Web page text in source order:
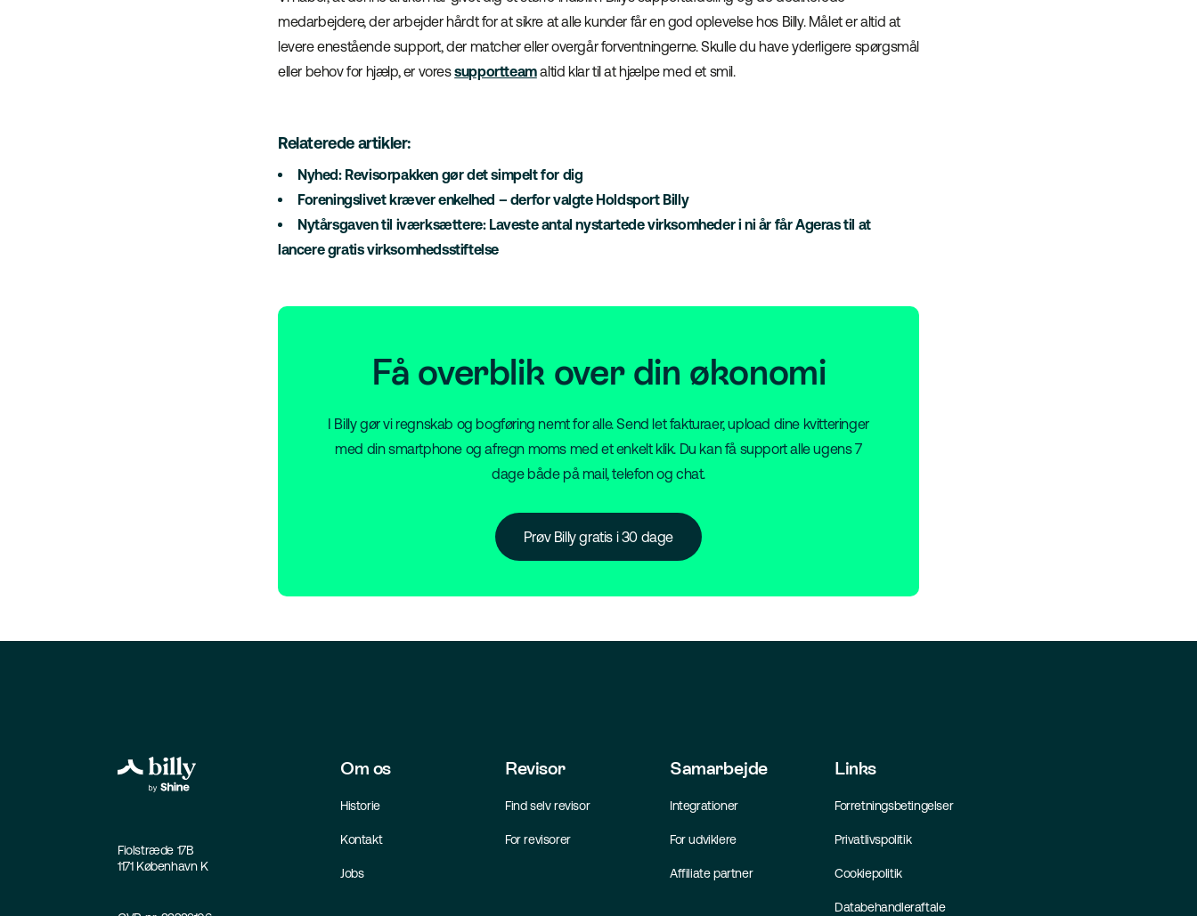
medarbejdere, der arbejder hårdt for at sikre at alle kunder får en god oplevelse hos Billy. Målet er altid at
levere enestående support, der matcher eller overgår forventningerne. Skulle du have yderligere spørgsmål
eller behov for hjælp, er voressupportteamaltid klar til at hjælpe med et smil.
Relaterede artikler:
Nyhed: Revisorpakken gør det simpelt for dig
Foreningslivet kræver enkelhed – derfor valgte Holdsport Billy
Nytårsgaven til iværksættere: Laveste antal nystartede virksomheder i ni år får Ageras til at
lancere gratis virksomhedsstiftelse
Få overblik over din økonomi
I Billy gør vi regnskab og bogføring nemt for alle. Send let fakturaer, upload dine kvitteringer
med din smartphone og afregn moms med et enkelt klik. Du kan få support alle ugens 7
dage både på mail, telefon og chat.
Prøv Billy gratis i 30 dage
Fiolstræde 17B
1171 København K
Om os
Historie
Kontakt
Jobs
Revisor
Find selv revisor
For revisorer
Samarbejde
Integrationer
For udviklere
Affiliate partner
Links
Forretningsbetingelser
Privatlivspolitik
Cookiepolitik
Databehandleraftale